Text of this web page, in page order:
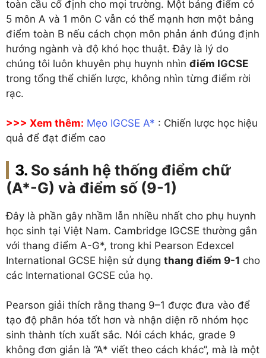
toàn cầu cố định cho mọi trường. Một bảng điểm có
5 môn A và 1 môn C vẫn có thể mạnh hơn một bảng
điểm toàn B nếu cách chọn môn phản ánh đúng định
hướng ngành và độ khó học thuật. Đây là lý do
chúng tôi luôn khuyên phụ huynh nhìn điểm IGCSE
trong tổng thể chiến lược, không nhìn từng điểm rời
rạc.
>>> Xem thêm: Mẹo IGCSE A* : Chiến lược học hiệu
quả để đạt điểm cao
So sánh hệ thống điểm chữ
(A*-G) và điểm số (9-1)
Đây là phần gây nhầm lẫn nhiều nhất cho phụ huynh
học sinh tại Việt Nam. Cambridge IGCSE thường gắn
với thang điểm A-G*, trong khi Pearson Edexcel
International GCSE hiện sử dụng thang điểm 9-1 cho
các International GCSE của họ.
Pearson giải thích rằng thang 9–1 được đưa vào để
tạo độ phân hóa tốt hơn và nhận diện rõ nhóm học
sinh thành tích xuất sắc. Nói cách khác, grade 9
không đơn giản là “A* viết theo cách khác”, mà là một